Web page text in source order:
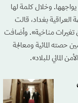
وخلال كلمة لها
العراقية بغداد، قالت
تغيرات مناخية». وأضافت
حصته المائية ومعالجة
المائي للبلاد».